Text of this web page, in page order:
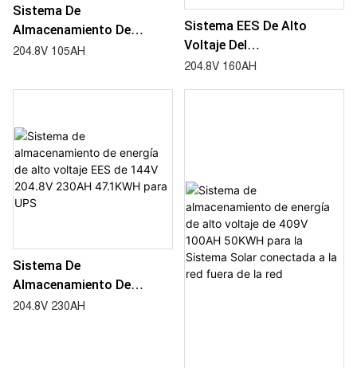
Sistema De
Almacenamiento De
Energía De Alto Voltaje
21,5KWH Para UPS
204.8V 105AH
Sistema EES De Alto
Voltaje Del
Almacenamiento De
204.8V 160AH
Sistema De
Almacenamiento De
Energía De Alto Voltaje
204.8V 230AH